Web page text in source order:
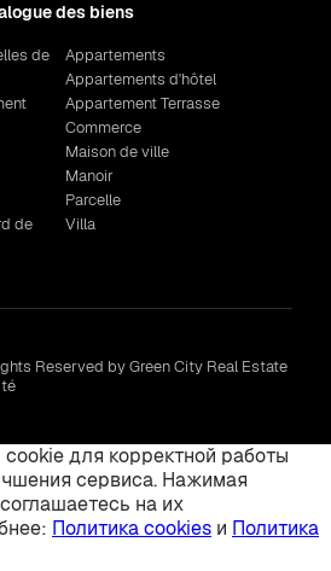
des biens
de
de
Appartements
Appartements d'hôtel
Appartement Terrasse
Commerce
Maison de ville
Manoir
Parcelle
Villa
Reserved by Green City Real Estate
для корректной работы
сервиса. Нажимая
на их
Политика cookies и Политика